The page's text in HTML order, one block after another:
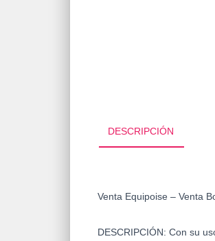
DESCRIPCIÓN
Venta Equipoise – Venta
DESCRIPCIÓN: Con su